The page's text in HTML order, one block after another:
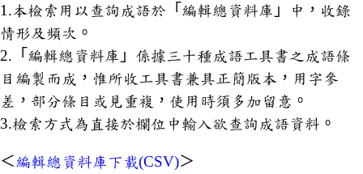
1.本檢索用以查詢成語於「編輯總資料庫」中，收錄
情形及頻次。
2.「編輯總資料庫」係據三十種成語工具書之成語條
目編製而成，惟所收工具書兼具正簡版本，用字參
差，部分條目或見重複，使用時須多加留意。
3.檢索方式為直接於欄位中輸入欲查詢成語資料。
＜編輯總資料庫下載(CSV)＞